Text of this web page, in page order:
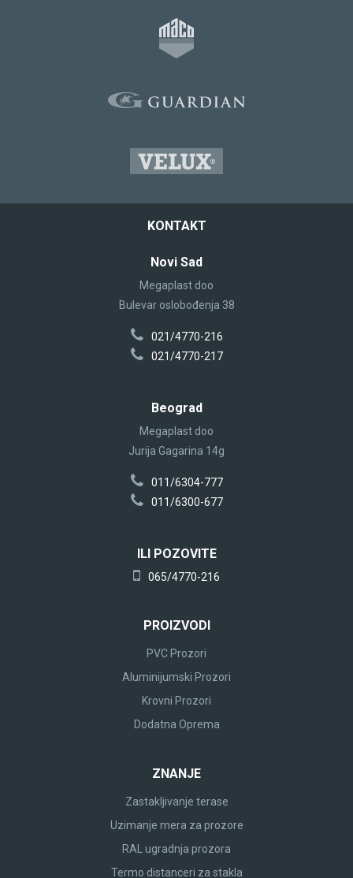
KONTAKT
Novi Sad
Megaplast doo
Bulevar oslobođenja 38
021/4770-216
021/4770-217
Beograd
Megaplast doo
Jurija Gagarina 14g
011/6304-777
011/6300-677
ILI POZOVITE
065/4770-216
PROIZVODI
PVC Prozori
Aluminijumski Prozori
Krovni Prozori
Dodatna Oprema
ZNANJE
Zastakljivanje terase
Uzimanje mera za prozore
RAL ugradnja prozora
Termo distanceri za stakla